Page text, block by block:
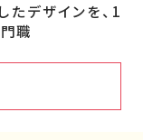
たデザインを、1
職